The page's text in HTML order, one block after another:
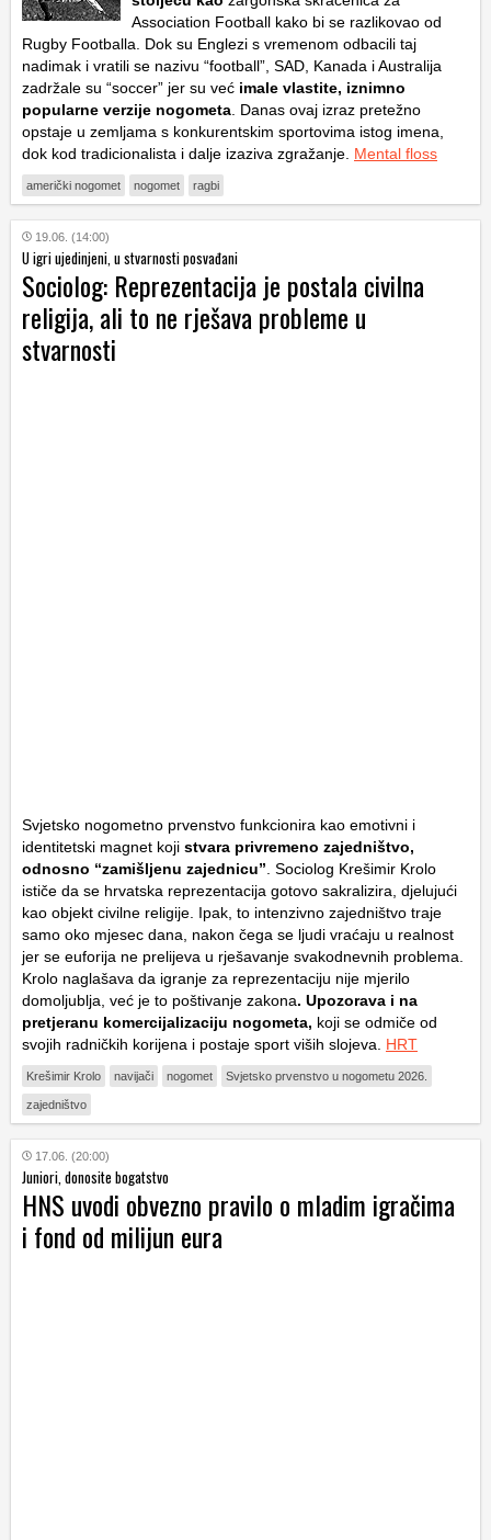
Association Football kako bi se razlikovao od
Rugby Footballa . Dok su Englezi s vremenom odbacili taj
nadimak i vratili se nazivu “football”, SAD, Kanada i Australija
zadržale su “soccer” jer su već imale vlastite, iznimno
popularne verzije nogometa . Danas ovaj izraz pretežno
opstaje u zemljama s konkurentskim sportovima istog imena,
dok kod tradicionalista i dalje izaziva zgražanje. Mental floss
američki nogomet nogomet ragbi
19.06. (14:00)
U igri ujedinjeni, u stvarnosti posvađani
Sociolog: Reprezentacija je postala civilna
religija, ali to ne rješava probleme u
stvarnosti
Svjetsko nogometno prvenstvo funkcionira kao emotivni i
identitetski magnet koji stvara privremeno zajedništvo,
odnosno “zamišljenu zajednicu” . Sociolog Krešimir Krolo
ističe da se hrvatska reprezentacija gotovo sakralizira, djelujući
kao objekt civilne religije. Ipak, to intenzivno zajedništvo traje
samo oko mjesec dana, nakon čega se ljudi vraćaju u realnost
jer se euforija ne prelijeva u rješavanje svakodnevnih problema.
Krolo naglašava da igranje za reprezentaciju nije mjerilo
domoljublja, već je to poštivanje zakona. Upozorava i na
pretjeranu komercijalizaciju nogometa, koji se odmiče od
svojih radničkih korijena i postaje sport viših slojeva. HRT
Krešimir Krolo navijači nogomet Svjetsko prvenstvo u nogometu 2026.
zajedništvo
17.06. (20:00)
Juniori, donosite bogatstvo
HNS uvodi obvezno pravilo o mladim igračima
i fond od milijun eura